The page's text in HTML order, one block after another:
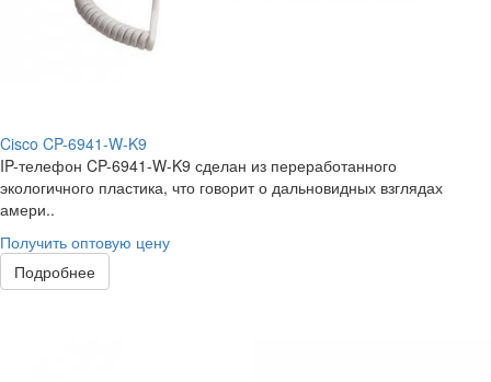
Cisco CP-6941-W-K9
IP-телефон CP-6941-W-K9 сделан из переработанного
экологичного пластика, что говорит о дальновидных взглядах
амери..
Получить оптовую цену
Подробнее